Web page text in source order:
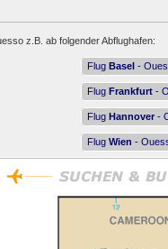
z.B. ab folgender Abflughafen:
Flug Basel -
Flug Frankfurt -
Flug Hannover -
Flug Wien -